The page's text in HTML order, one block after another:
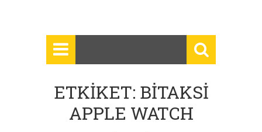
ETKIKET: BITAKSI
APPLE WATCH